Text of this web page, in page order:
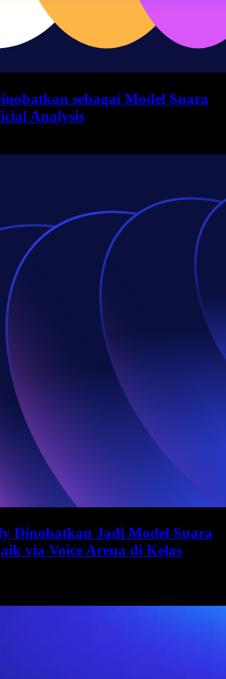
sebagai Model Suara
Analysis
Dinobatkan Jadi Model Suara
via Voice Arena di Kelas